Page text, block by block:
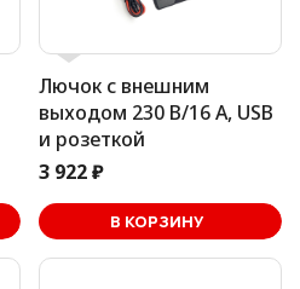
Лючок с внешним
выходом 230 В/16 А, USB
и розеткой
3 922 ₽
В КОРЗИНУ